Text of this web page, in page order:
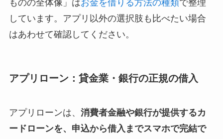
ものの全体像」はお金を借りる方法の種類で整理
しています。アプリ以外の選択肢も比べたい場合
はあわせて確認してください。
アプリローン：貸金業・銀行の正規の借入
アプリローンは、 消費者金融や銀行が提供するカ
ードローンを、申込から借入までスマホで完結で